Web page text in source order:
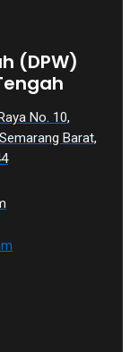
(DPW)
No. 10,
Barat,